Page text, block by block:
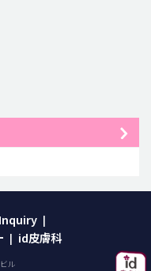
|
| id皮膚科
ル